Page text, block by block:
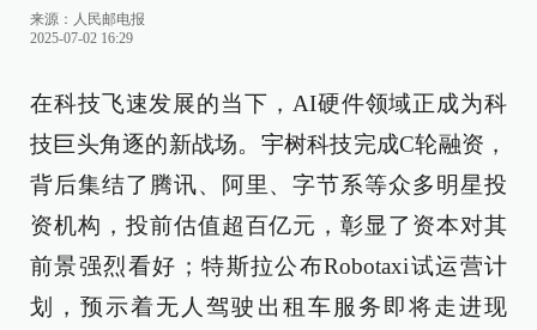
来源： 人民邮电报
2025-07-02 16:29
在科技飞速发展的当下，AI硬件领域正成为科
技巨头角逐的新战场。宇树科技完成C轮融资，
背后集结了腾讯、阿里、字节系等众多明星投
资机构，投前估值超百亿元，彰显了资本对其
前景强烈看好；特斯拉公布Robotaxi试运营计
划，预示着无人驾驶出租车服务即将走进现